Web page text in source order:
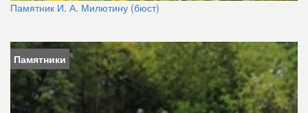
Памятник И. А. Милютину (бюст)
Памятники